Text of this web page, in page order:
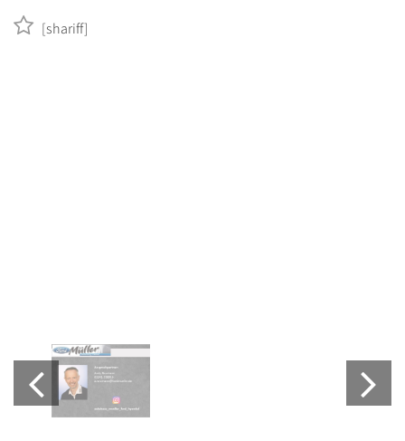
[shariff]